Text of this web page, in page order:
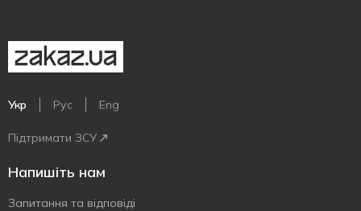
Укр Рус Eng
Підтримати ЗСУ
Напишіть нам
Запитання та відповіді